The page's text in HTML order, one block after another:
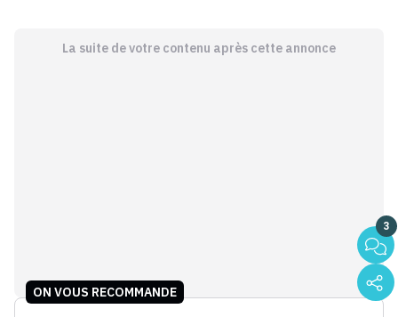
La suite de votre contenu après cette annonce
3
ON VOUS RECOMMANDE